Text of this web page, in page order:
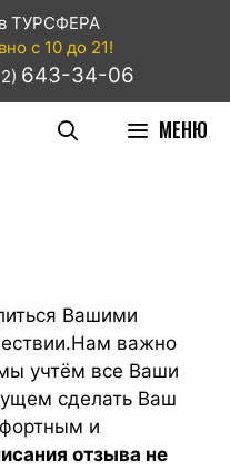
ТУРСФЕРА
с 10 до 21!
643-34-06
МЕНЮ
Вашими
важно
учтём все Ваши
сделать Ваш
и
отзыва не